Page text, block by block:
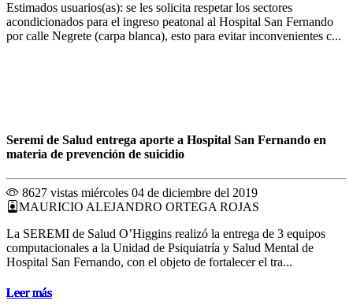
Leer más
Leer más
Leer más
Leer más
Estimados usuarios(as): se les solicita respetar los sectores
acondicionados para el ingreso peatonal al Hospital San Fernando
por calle Negrete (carpa blanca), esto para evitar inconvenientes c...
Leer más
Seremi de Salud entrega aporte a Hospital San Fernando en
materia de prevención de suicidio
8627 vistas miércoles 04 de diciembre del 2019
MAURICIO ALEJANDRO ORTEGA ROJAS
La SEREMI de Salud O’Higgins realizó la entrega de 3 equipos
computacionales a la Unidad de Psiquiatría y Salud Mental de
Hospital San Fernando, con el objeto de fortalecer el tra...
Leer más
Leer más
Leer más
Leer más
Leer más
Leer más
Leer más